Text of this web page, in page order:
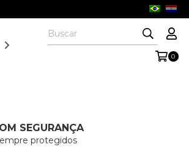
PARTNERS
0
SEGURANÇA
protegidos